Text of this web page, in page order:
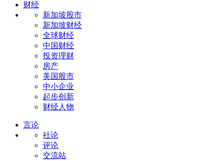
财经
新加坡股市
新加坡财经
全球财经
中国财经
投资理财
房产
美国股市
中小企业
起步创新
财经人物
言论
社论
评论
交流站